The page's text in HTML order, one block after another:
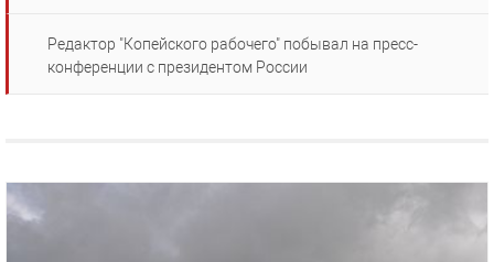
Редактор "Копейского рабочего" побывал на пресс-
конференции с президентом России